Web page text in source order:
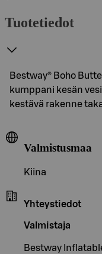
Tuotetiedot
Bestway® Boho
kumppani kesän
kestävä rakenne
Valmistusmaa
Kiina
Yhteystiedot
Valmistaja
Bestway